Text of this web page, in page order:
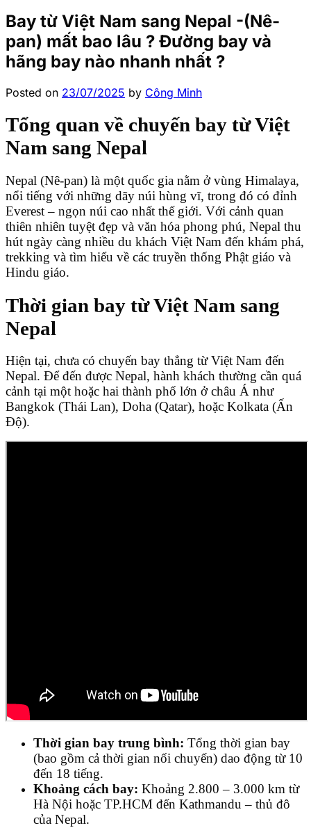
Bay từ Việt Nam sang Nepal -(Nê-
pan) mất bao lâu ? Đường bay và
hãng bay nào nhanh nhất ?
Posted on 23/07/2025 by Công Minh
Tổng quan về chuyến bay từ Việt
Nam sang Nepal
Nepal (Nê-pan) là một quốc gia nằm ở vùng Himalaya,
nổi tiếng với những dãy núi hùng vĩ, trong đó có đỉnh
Everest – ngọn núi cao nhất thế giới. Với cảnh quan
thiên nhiên tuyệt đẹp và văn hóa phong phú, Nepal thu
hút ngày càng nhiều du khách Việt Nam đến khám phá,
trekking và tìm hiểu về các truyền thống Phật giáo và
Hindu giáo.
Thời gian bay từ Việt Nam sang
Nepal
Hiện tại, chưa có chuyến bay thẳng từ Việt Nam đến
Nepal. Để đến được Nepal, hành khách thường cần quá
cảnh tại một hoặc hai thành phố lớn ở châu Á như
Bangkok (Thái Lan), Doha (Qatar), hoặc Kolkata (Ấn
Độ).
Thời gian bay trung bình: Tổng thời gian bay
(bao gồm cả thời gian nối chuyến) dao động từ 10
đến 18 tiếng.
Khoảng cách bay: Khoảng 2.800 – 3.000 km từ
Hà Nội hoặc TP.HCM đến Kathmandu – thủ đô
của Nepal.